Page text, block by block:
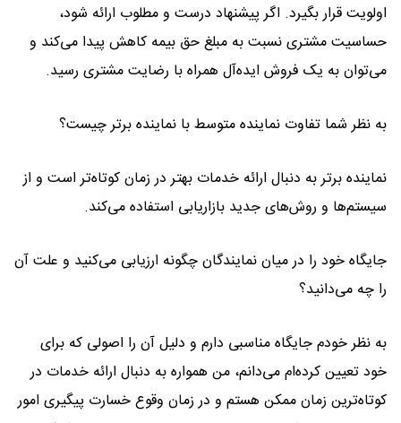
اولویت قرار بگیرد. اگر پیشنهاد درست و مطلوب ارائه شود،
حساسیت مشتری نسبت به مبلغ حق بیمه کاهش پیدا می‌کند و
می‌توان به یک فروش ایده‌آل همراه با رضایت مشتری رسید.
به نظر شما تفاوت نماینده متوسط با نماینده برتر چیست؟
نماینده برتر به دنبال ارائه خدمات بهتر در زمان کوتاه‌تر است و از
سیستم‌ها و روش‌های جدید بازاریابی استفاده می‌کند.
جایگاه خود را در میان نمایندگان چگونه ارزیابی می‌کنید و علت آن
را چه می‌دانید؟
به نظر خودم جایگاه مناسبی دارم و دلیل آن را اصولی که برای
خود تعیین کرده‌ام می‌دانم، من همواره به دنبال ارائه خدمات در
کوتاه‌ترین زمان ممکن هستم و در زمان وقوع خسارت پیگیری امور